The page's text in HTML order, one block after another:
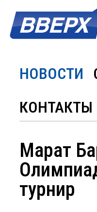
НОВОСТИ
КОНТАКТЫ
Марат
турнир